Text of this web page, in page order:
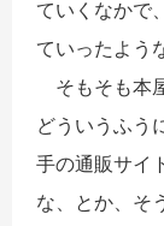
ていくなかで
ていったよう
そもそも本
どういうふう
手の通販サイ
な、とか、そ